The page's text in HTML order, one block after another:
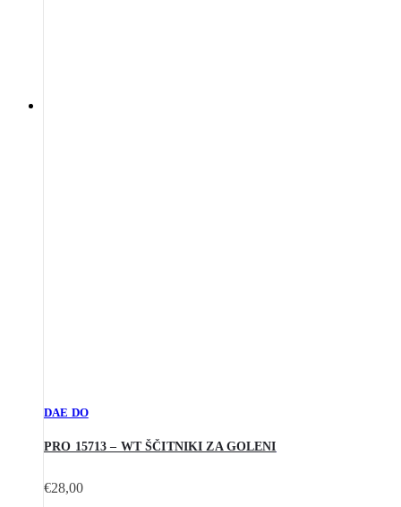
DAE DO
PRO 15713 – WT ŠČITNIKI ZA GOLENI
€28,00